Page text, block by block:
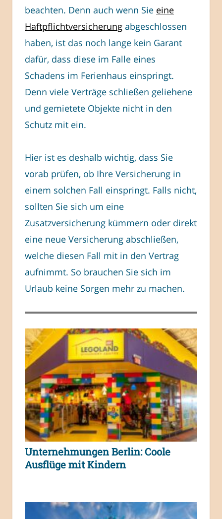
beachten. Denn auch wenn Sie eine
Haftpflichtversicherung abgeschlossen
haben, ist das noch lange kein Garant
dafür, dass diese im Falle eines
Schadens im Ferienhaus einspringt.
Denn viele Verträge schließen geliehene
und gemietete Objekte nicht in den
Schutz mit ein.
Hier ist es deshalb wichtig, dass Sie
vorab prüfen, ob Ihre Versicherung in
einem solchen Fall einspringt. Falls nicht,
sollten Sie sich um eine
Zusatzversicherung kümmern oder direkt
eine neue Versicherung abschließen,
welche diesen Fall mit in den Vertrag
aufnimmt. So brauchen Sie sich im
Urlaub keine Sorgen mehr zu machen.
Unternehmungen Berlin: Coole
Ausflüge mit Kindern